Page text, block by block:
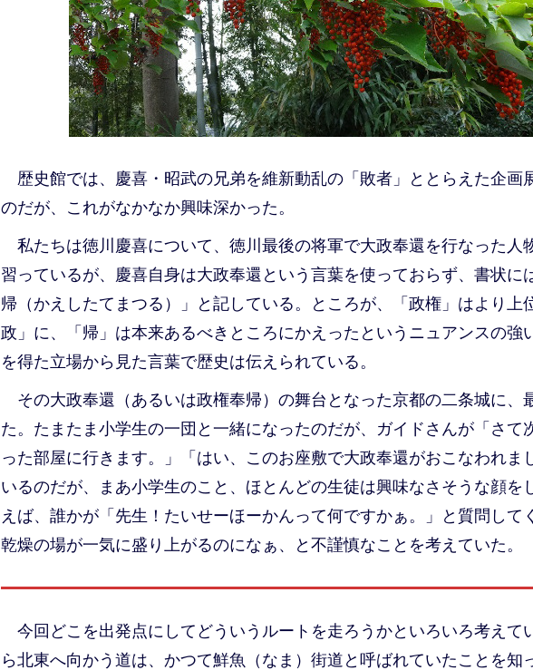
歴史館では、慶喜・昭武の兄弟を維新動乱の「敗者」ととらえた企画
のだが、これがなかなか興味深かった。
私たちは徳川慶喜について、徳川最後の将軍で大政奉還を行なった人
習っているが、慶喜自身は大政奉還という言葉を使っておらず、書状に
帰（かえしたてまつる）」と記している。ところが、「政権」はより上
政」に、「帰」は本来あるべきところにかえったというニュアンスの強
を得た立場から見た言葉で歴史は伝えられている。
その大政奉還（あるいは政権奉帰）の舞台となった京都の二条城に、
た。たまたま小学生の一団と一緒になったのだが、ガイドさんが「さて
った部屋に行きます。」「はい、このお座敷で大政奉還がおこなわれま
いるのだが、まあ小学生のこと、ほとんどの生徒は興味なさそうな顔を
えば、誰かが「先生！たいせーほーかんって何ですかぁ。」と質問して
乾燥の場が一気に盛り上がるのになぁ、と不謹慎なことを考えていた。
今回どこを出発点にしてどういうルートを走ろうかといろいろ考えて
ら北東へ向かう道は、かつて鮮魚（なま）街道と呼ばれていたことを知